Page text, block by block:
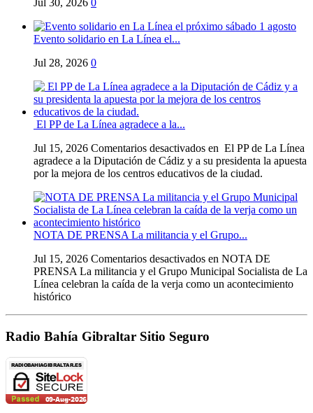
Jul 30, 2026 0
Evento solidario en La Línea el...
Jul 28, 2026 0
El PP de La Línea agradece a la...
Jul 15, 2026 Comentarios desactivados en El PP de La Línea
agradece a la Diputación de Cádiz y a su presidenta la apuesta
por la mejora de los centros educativos de la ciudad.
NOTA DE PRENSA La militancia y el Grupo...
Jul 15, 2026 Comentarios desactivados en NOTA DE
PRENSA La militancia y el Grupo Municipal Socialista de La
Línea celebran la caída de la verja como un acontecimiento
histórico
Radio Bahía Gibraltar Sitio Seguro